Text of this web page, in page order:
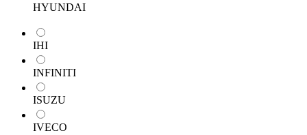
HYUNDAI
IHI
INFINITI
ISUZU
IVECO